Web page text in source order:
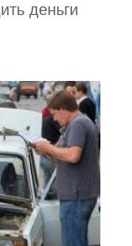
деньги